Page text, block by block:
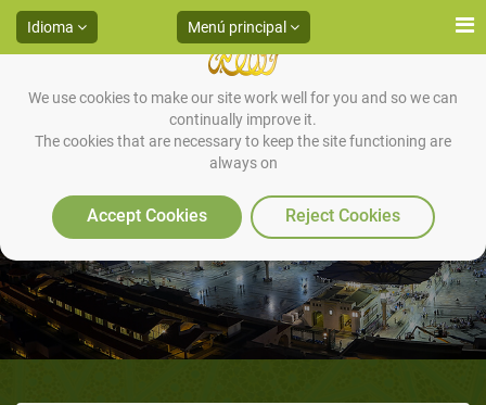
We use cookies to make our site work well for you and so we can
continually improve it.
The cookies that are necessary to keep the site functioning are
always on
Accept Cookies Reject Cookies
Idioma Menú principal
Algunas Sunnas del Ayuno